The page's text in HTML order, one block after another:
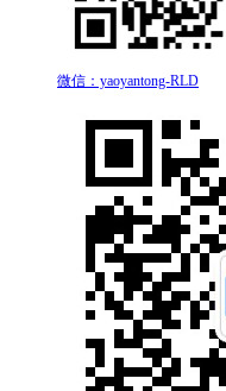
微信：yaoyantong-RLD